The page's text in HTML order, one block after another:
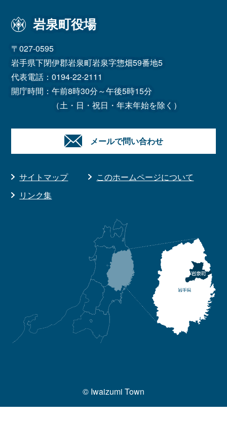
岩泉町役場
〒027-0595
岩手県下閉伊郡岩泉町岩泉字惣畑59番地5
代表電話：0194-22-2111
開庁時間：午前8時30分～午後5時15分
（土・日・祝日・年末年始を除く）
メールで問い合わせ
サイトマップ
このホームページについて
リンク集
© Iwaizumi Town